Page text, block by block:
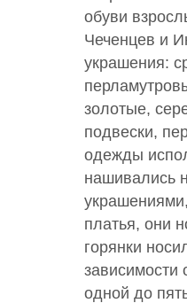
обуви
Чеченцев и
украшения:
золотые,
подвески,
одежды
нашивались
платья, они
горянки
зависимости
одной до